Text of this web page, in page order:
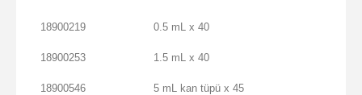
18900219 0.5 mL x 40
18900253 1.5 mL x 40
18900546 5 mL kan tüpü x 45